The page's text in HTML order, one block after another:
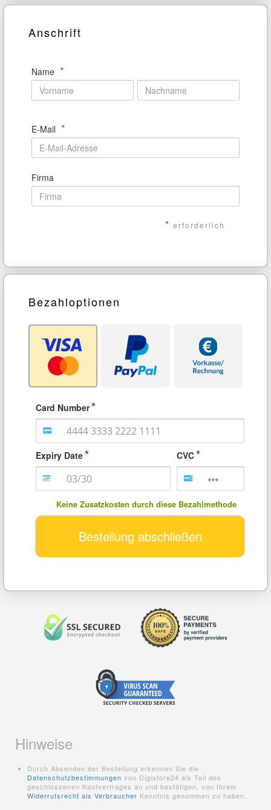
Anschrift
Name *
E-Mail *
Firma
* erforderlich
Bezahloptionen
Card Number
Expiry Date CVC
Keine Zusatzkosten durch diese Bezahlmethode
Bestellung abschließen
Hinweise
Durch Absenden der Bestellung erkennen Sie die
Datenschutzbestimmungen von Digistore24 als Teil des
geschlossenen Kaufvertrages an und bestätigen, von Ihrem
Widerrufsrecht als Verbraucher Kenntnis genommen zu haben.